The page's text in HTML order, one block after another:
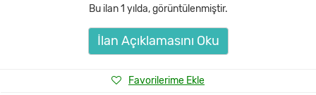
Bu ilan1 yılda,görüntülenmiştir.
İlan Açıklamasını Oku
Favorilerime Ekle